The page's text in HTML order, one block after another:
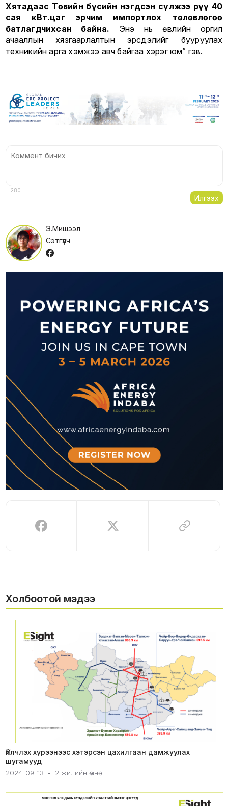
Э.Мишээл
Сэтгүүлч
Хятадаас Төвийн бүсийн нэгдсэн сүлжээ рүү 40
сая кВт.цаг эрчим импортлох төлөвлөгөө
батлагдчихсан байна. Энэ нь өвлийн оргил
ачааллын хязгаарлалтын эрсдэлийг бууруулах
техникийн арга хэмжээ авч байгаа хэрэг юм” гэв.
280
Илгээх
Холбоотой мэдээ
Үйлчлэх хүрээнээс хэтэрсэн цахилгаан дамжуулах
шугамууд
2024-09-13 • 2 жилийн өмнө